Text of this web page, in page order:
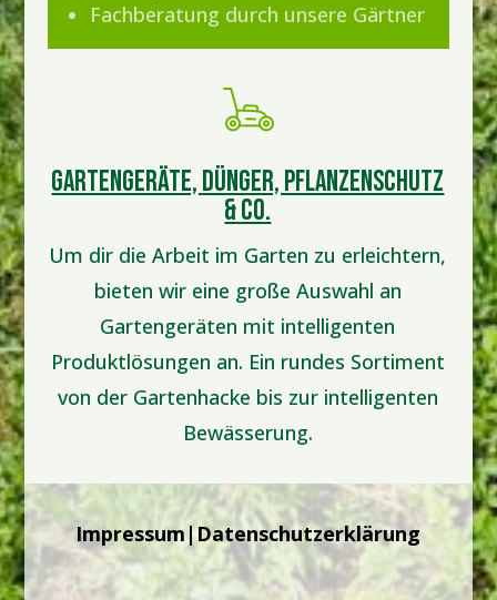
Fachberatung durch unsere Gärtner
GARTENGERÄTE, DÜNGER, PFLANZENSCHUTZ
& CO.
Um dir die Arbeit im Garten zu erleichtern,
bieten wir eine große Auswahl an
Gartengeräten mit intelligenten
Produktlösungen an. Ein rundes Sortiment
von der Gartenhacke bis zur intelligenten
Bewässerung.
Impressum |Datenschutzerklärung